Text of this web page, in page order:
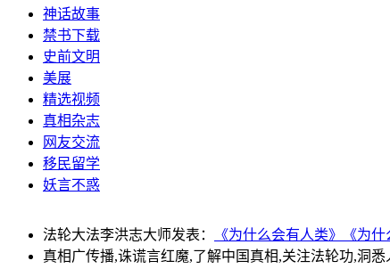
神话故事
禁书下载
史前文明
美展
精选视频
真相杂志
网友交流
移民留学
妖言不惑
法轮大法李洪志大师发表： 《为什么会有人类》 《为
真相广传播,诛谎言红魔,了解中国真相,关注法轮功,洞